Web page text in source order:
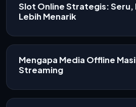
Slot Online Strategis:
Lebih Menarik
Mengapa Media Offline
Streaming